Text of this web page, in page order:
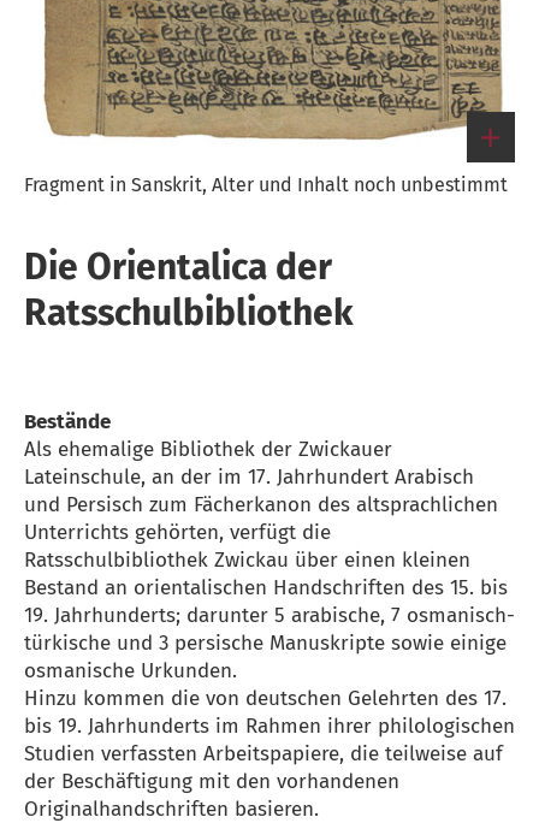
Fragment in Sanskrit, Alter und Inhalt noch unbestimmt
großen
Bild
Die Orientalica der
Ratsschulbibliothek
Bestände
Als ehemalige Bibliothek der Zwickauer
Lateinschule, an der im 17. Jahrhundert Arabisch
und Persisch zum Fächerkanon des altsprachlichen
Unterrichts gehörten, verfügt die
Ratsschulbibliothek Zwickau über einen kleinen
Bestand an orientalischen Handschriften des 15. bis
19. Jahrhunderts; darunter 5 arabische, 7 osmanisch-
türkische und 3 persische Manuskripte sowie einige
osmanische Urkunden.
Hinzu kommen die von deutschen Gelehrten des 17.
bis 19. Jahrhunderts im Rahmen ihrer philologischen
Studien verfassten Arbeitspapiere, die teilweise auf
der Beschäftigung mit den vorhandenen
Originalhandschriften basieren.